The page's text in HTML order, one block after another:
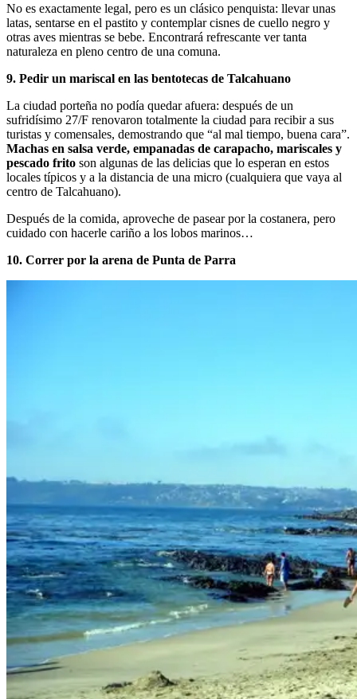
No es exactamente legal, pero es un clásico penquista: llevar unas
latas, sentarse en el pastito y contemplar cisnes de cuello negro y
otras aves mientras se bebe. Encontrará refrescante ver tanta
naturaleza en pleno centro de una comuna.
9. Pedir un mariscal en las bentotecas de Talcahuano
La ciudad porteña no podía quedar afuera: después de un
sufridísimo 27/F renovaron totalmente la ciudad para recibir a sus
turistas y comensales, demostrando que “al mal tiempo, buena cara”.
Machas en salsa verde, empanadas de carapacho, mariscales y
pescado frito son algunas de las delicias que lo esperan en estos
locales típicos y a la distancia de una micro (cualquiera que vaya al
centro de Talcahuano).
Después de la comida, aproveche de pasear por la costanera, pero
cuidado con hacerle cariño a los lobos marinos…
10. Correr por la arena de Punta de Parra